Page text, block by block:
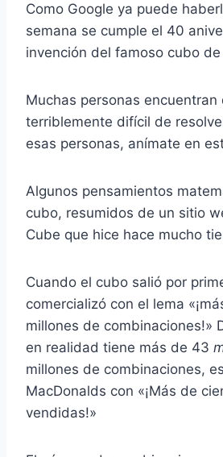
Como Google ya puede
semana se cumple el 40
invención del famoso cubo de
Muchas personas encuentran
terriblemente difícil de
esas personas, anímate en
Algunos pensamientos
cubo, resumidos de un sitio
Cube que hice hace mucho
Cuando el cubo salió por
comercializó con el lema
millones de combinaciones!»
en realidad tiene más de 43
millones de combinaciones,
MacDonalds con «¡Más de
vendidas!»